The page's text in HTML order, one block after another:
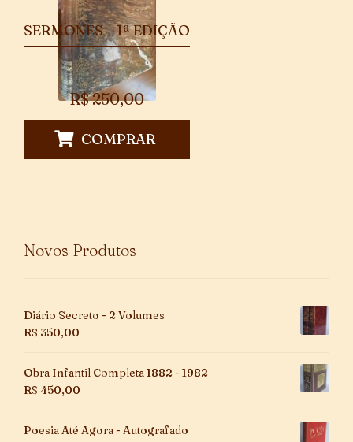
SERMONES – 1ª EDIÇÃO
R$250,00
COMPRAR
Novos Produtos
Diário Secreto - 2 Volumes
R$ 350,00
Obra Infantil Completa 1882 - 1982
R$ 450,00
Poesia Até Agora - Autografado